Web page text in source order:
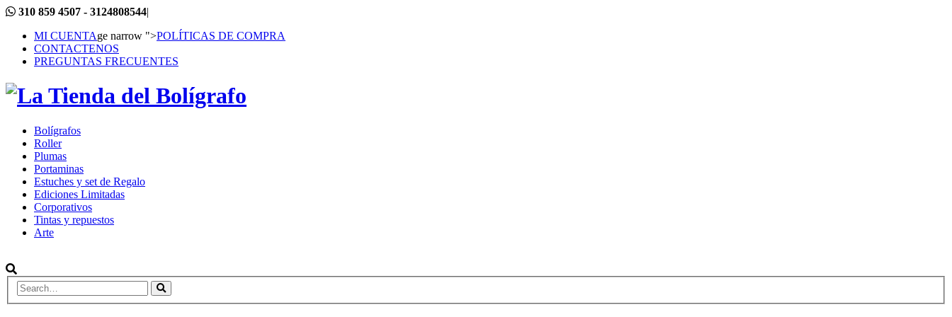
310 859 4507 - 3124808544|
MI CUENTAge narrow ">POLÍTICAS DE COMPRA
CONTACTENOS
PREGUNTAS FRECUENTES
Bolígrafos
Roller
Plumas
Portaminas
Estuches y set de Regalo
Ediciones Limitadas
Corporativos
Tintas y repuestos
Arte